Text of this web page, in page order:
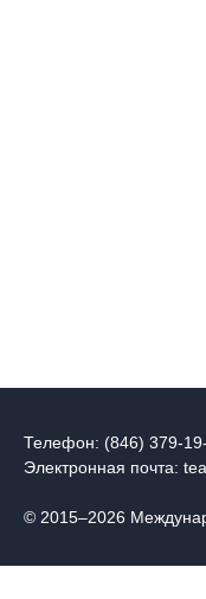
Телефон: (846) 379-
Электронная почта:
© 2015–2026